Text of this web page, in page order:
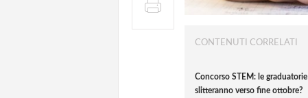
CONTENUTI CORRELATI
Concorso STEM: le graduatorie
slitteranno verso fine ottobre?